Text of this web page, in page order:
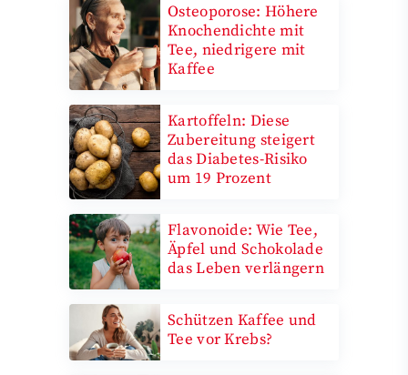
Osteoporose: Höhere
Knochendichte mit
Tee, niedrigere mit
Kaffee
Kartoffeln: Diese
Zubereitung steigert
das Diabetes-Risiko
um 19 Prozent
Flavonoide: Wie Tee,
Äpfel und Schokolade
das Leben verlängern
Schützen Kaffee und
Tee vor Krebs?